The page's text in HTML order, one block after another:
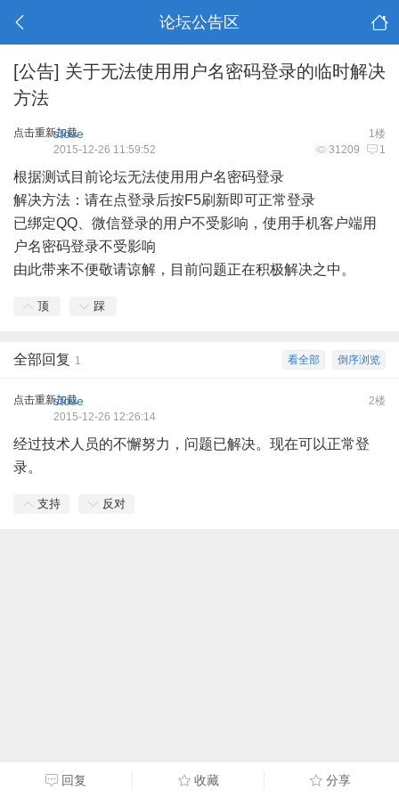
论坛公告区
[公告] 关于无法使用用户名密码登录的临时解决
方法
点击重新加载 1楼
stove
31209 1
2015-12-26 11:59:52
根据测试目前论坛无法使用用户名密码登录
解决方法：请在点登录后按F5刷新即可正常登录
已绑定QQ、微信登录的用户不受影响，使用手机客户端用
户名密码登录不受影响
由此带来不便敬请谅解，目前问题正在积极解决之中。
顶 踩
倒序浏览
看全部
全部回复 1
点击重新加载 2楼
stove
2015-12-26 12:26:14
经过技术人员的不懈努力，问题已解决。现在可以正常登
录。
支持 反对
回复 收藏 分享